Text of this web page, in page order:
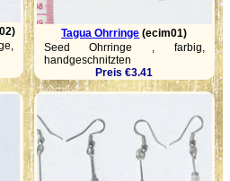
Tagua Ohrringe (ecim01)
Seed Ohrringe , farbig,
handgeschnitzten
Preis €3.41